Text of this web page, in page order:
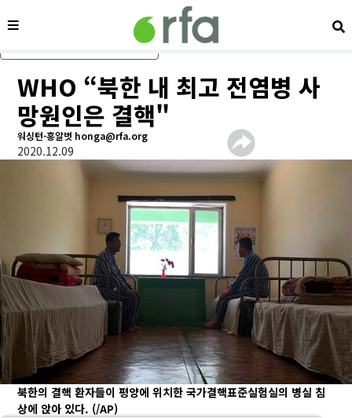
메인 콘텐츠로 건너뛰기
메뉴 검
WHO “북한 내 최고 전염병 사
망원인은 결핵"
워싱턴-홍알벗 honga@rfa.org
2020.12.09
북한의 결핵 환자들이 평양에 위치한 국가결핵표준실험실의 병실 침
상에 앉아 있다. (/AP)